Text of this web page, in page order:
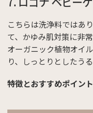
こちらは洗浄料ではあ
て、かゆみ肌対策に非
オーガニック植物オイ
り、しっとりとしたう
特徴とおすすめポイント